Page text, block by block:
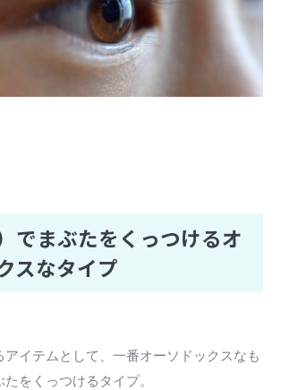
でまぶたをくっつけるオ
スなタイプ
アイテムとして、一番オーソドックスなも
をくっつけるタイプ。